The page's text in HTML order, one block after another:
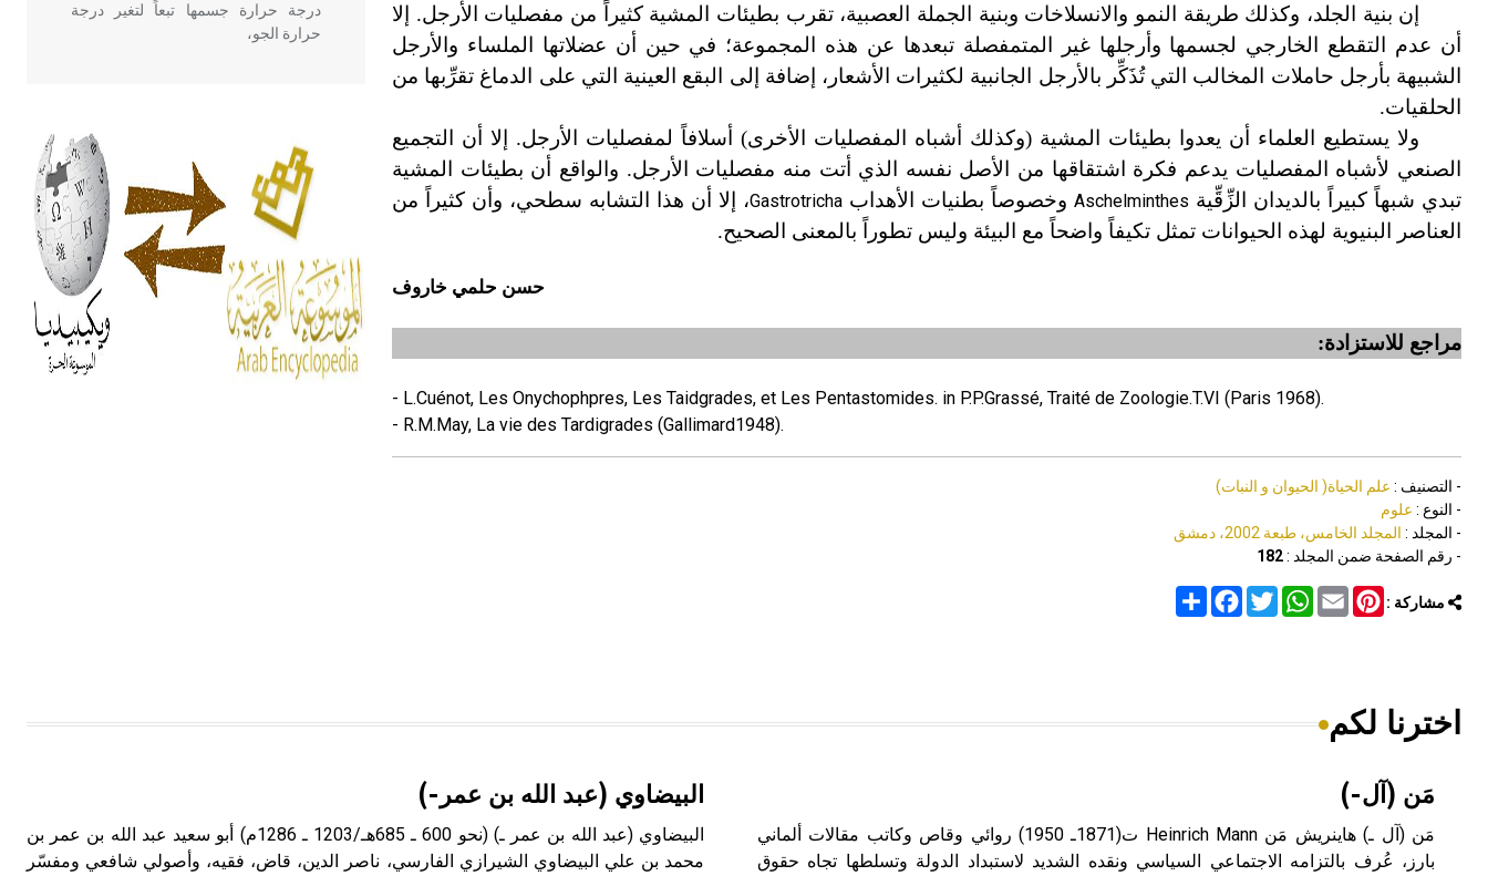
إن بنية الجلد، وكذلك طريقة النمو والانسلاخات وبنية الجملة العصبية، تقرب بطيئات المشية كثيراً من مفصليات الأرجل. إلا
أن عدم التقطع الخارجي لجسمها وأرجلها غير المتمفصلة تبعدها عن هذه المجموعة؛ في حين أن عضلاتها الملساء والأرجل
الشبيهة بأرجل حاملات المخالب التي تُذَكِّر بالأرجل الجانبية لكثيرات الأشعار، إضافة إلى البقع العينية التي على الدماغ تقرِّبها من
الحلقيات.
ولا يستطيع العلماء أن يعدوا بطيئات المشية (وكذلك أشباه المفصليات الأخرى) أسلافاً لمفصليات الأرجل. إلا أن التجميع
الصنعي لأشباه المفصليات يدعم فكرة اشتقاقها من الأصل نفسه الذي أتت منه مفصليات الأرجل. والواقع أن بطيئات المشية
تبدي شبهاً كبيراً بالديدان الزِّقِّية Aschelminthes وخصوصاً بطنيات الأهداب Gastrotricha، إلا أن هذا التشابه سطحي، وأن كثيراً من
العناصر البنيوية لهذه الحيوانات تمثل تكيفاً واضحاً مع البيئة وليس تطوراً بالمعنى الصحيح.
حسن حلمي خاروف
مراجع للاستزادة:
- L.Cuénot, Les Onychophpres, Les Taidgrades, et Les Pentastomides. in P.P.Grassé, Traité de Zoologie.T.VI (Paris 1968).
- R.M.May, La vie des Tardigrades (Gallimard1948).
- التصنيف : علم الحياة( الحيوان و النبات)
- النوع : علوم
- المجلد : المجلد الخامس، طبعة 2002، دمشق
- رقم الصفحة ضمن المجلد :182
مشاركة : Share
FacebookTwitter
WhatsAppEmail
Pinterest
درجة حرارة جسمها تبعاً لتغير درجة
حرارة الجو،
أربعة مؤلفات هي: الحكم، الأدلة، تنظيم
التغذية، ورسالته في جروح الرأس.
ويعود له الفضل بأنه حرر الطب من
الدين والفلسفة.
- هل تعلم أن المرجان إفراز حيواني
يتكون في البحر ويتركب من مادة
كربونات الكلسيوم، وهو أحمر أو شديد
الحمرة وهو أجود أنواعه، ويمتاز بكبر
الحجم ويسمى الش
حيث تقتصر القيمة الصوتية للعلامة الك
اخترنا لكم
مَن (آل-)
مَن (آل ـ) هاينريش مَن Heinrich Mann ت(1871ـ 1950) روائي وقاص وكاتب مقالات ألماني
بارز، عُرف بالتزامه الاجتماعي السياسي ونقده الشديد لاستبداد الدولة وتسلطها تجاه حقوق
البيضاوي (عبد الله بن عمر-)
البيضاوي (عبد الله بن عمر ـ) (نحو 600 ـ 685هـ/1203 ـ 1286م) أبو سعيد عبد الله بن عمر بن
محمد بن علي البيضاوي الشيرازي الفارسي، ناصر الدين، قاض، فقيه، وأصولي شافعي ومفسّر